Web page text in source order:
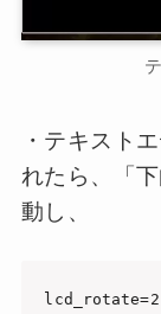
・テキスト
れたら、「
動し、
lcd_rotate=2